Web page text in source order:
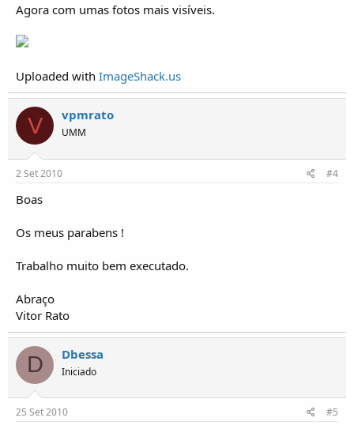
Agora com umas fotos mais visíveis.
Uploaded with ImageShack.us
V vpmrato
UMM
2 Set 2010 #4
Boas
Os meus parabens !
Trabalho muito bem executado.
Abraço
Vitor Rato
D Dbessa
Iniciado
25 Set 2010 #5